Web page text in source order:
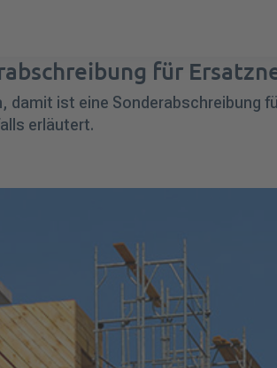
für
damit ist eine Sonderabschreibung
erläutert.